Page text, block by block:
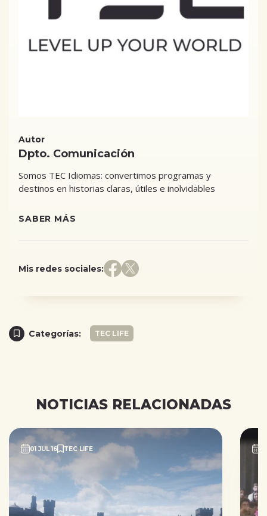
Autor
Dpto. Comunicación
Somos TEC Idiomas: convertimos programas y
destinos en historias claras, útiles e inolvidables
SABER MÁS
Mis redes sociales:
Categorías: TEC LIFE
NOTICIAS RELACIONADAS
01 JUL 16 TEC LIFE